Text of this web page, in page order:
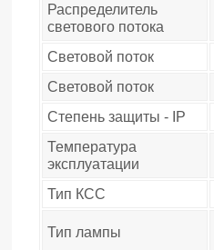
Распределитель
светового потока
Световой поток
Световой поток
Степень защиты - IP
Температура
эксплуатации
Тип КСС
Тип лампы